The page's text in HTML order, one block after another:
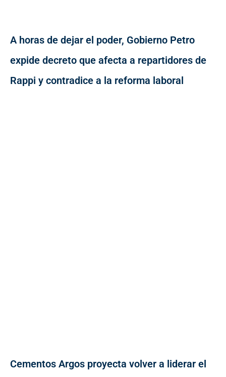
A horas de dejar el poder, Gobierno Petro
expide decreto que afecta a repartidores de
Rappi y contradice a la reforma laboral
Cementos Argos proyecta volver a liderar el